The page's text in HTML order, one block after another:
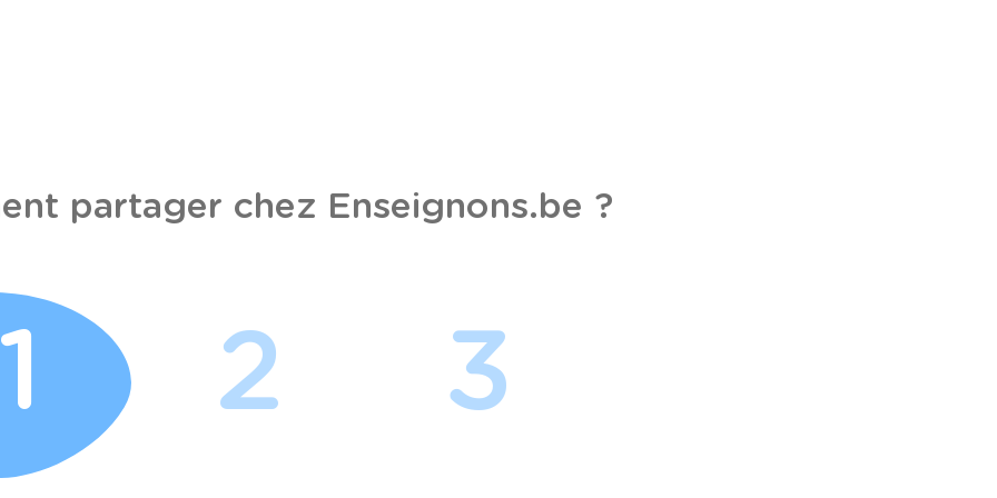
partager chez Enseignons.be ?
1 2 3